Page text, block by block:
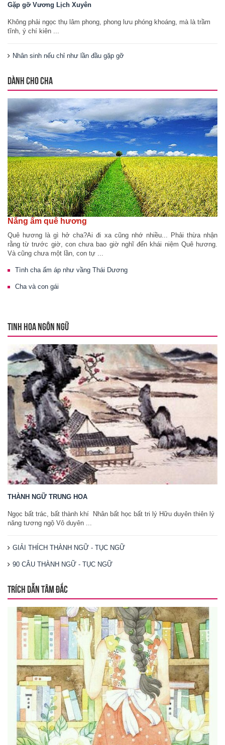
Gặp gỡ Vương Lịch Xuyên
Không phải ngọc thụ lâm phong, phong lưu phóng khoáng, mà là trầm
tĩnh, ý chí kiên ...
Nhân sinh nếu chỉ như lần đầu gặp gỡ
DÀNH CHO CHA
Nắng ấm quê hương
Quê hương là gì hở cha?Ai đi xa cũng nhớ nhiều... Phải thừa nhận
rằng từ trước giờ, con chưa bao giờ nghĩ đến khái niệm Quê hương.
Và cũng chưa một lần, con tự ...
Tình cha ấm áp như vầng Thái Dương
Cha và con gái
TINH HOA NGÔN NGỮ
THÀNH NGỮ TRUNG HOA
Ngọc bất trác, bất thành khí Nhân bất học bất tri lý Hữu duyên thiên lý
năng tương ngộ Vô duyên ...
GIẢI THÍCH THÀNH NGỮ - TỤC NGỮ
90 CÂU THÀNH NGỮ - TỤC NGỮ
TRÍCH DẪN TÂM ĐẮC